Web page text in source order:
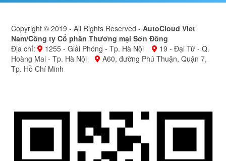
Copyright © 2019 - All Rights Reserved -AutoCloud Viet
Nam/Công ty Cổ phần Thương mại Sơn Đông
Địa chỉ:
1255 - Giải Phóng - Tp. Hà Nội
19 - Đại Từ - Q.
Hoàng Mai - Tp. Hà Nội
A60, đường Phú Thuận, Quận 7,
Tp. Hồ Chí Minh